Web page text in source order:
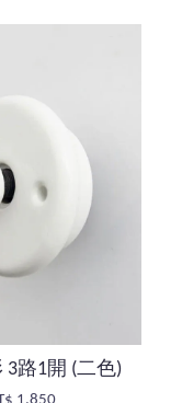
3路1開 (二色)